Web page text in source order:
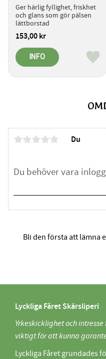
Du
Bli den första att lämna
Ger härlig fyllighet, friskhet
och glans som gör pälsen
lättborstad
153,00kr
INFO
Lyckliga Fåret Skärsliperi
Yrkeskicklighet och
viktigt för att kunna
Lyckliga Fåret grundades